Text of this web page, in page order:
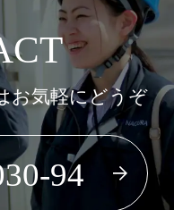
お気軽にどうぞ
94